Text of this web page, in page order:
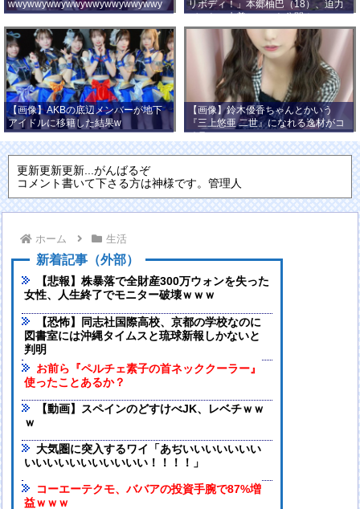
wwywwywwywwywwywwywwywwy
wwy
リボディ！」本郷柚巴（18）、迫力
バストの水着ショット公開！
【画像】AKBの底辺メンバーが地下
アイドルに移籍した結果w
【画像】鈴木優香ちゃんとかいう
『三上悠亜 二世』になれる逸材がコ
チラ
更新更新更新...がんばるぞ
コメント書いて下さる方は神様です。管理人
ホーム 生活
新着記事（外部）
【悲報】株暴落で全財産300万ウォンを失った
女性、人生終了でモニター破壊ｗｗｗ
【恐怖】同志社国際高校、京都の学校なのに
図書室には沖縄タイムスと琉球新報しかないと
判明
お前ら『ペルチェ素子の首ネッククーラー』
使ったことあるか？
【動画】スペインのどすけべJK、レベチｗｗ
ｗ
大気圏に突入するワイ「あぢいいいいいいい
いいいいいいいいいいい！！！！」
コーエーテクモ、ババアの投資手腕で87%増
益ｗｗｗ